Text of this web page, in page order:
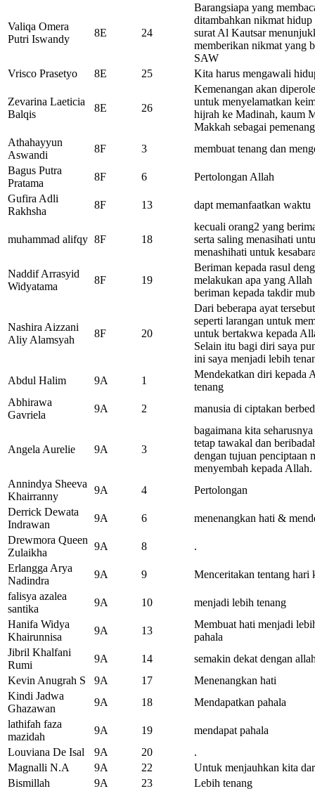
Valiqa Omera
Putri Iswandy
8E 24
Barangsiapa yang
ditambahkan nikmat
surat Al Kautsar
memberikan nikmat yang
SAW
Vrisco Prasetyo
8E 25 Kita harus mengawali
Zevarina Laeticia
Balqis
8E 26
Kemenangan akan
untuk menyelamatkan
hijrah ke Madinah, kaum
Makkah sebagai
Athahayyun
Aswandi
8F 3
membuat tenang dan
Bagus Putra
Pratama
8F 6
Pertolongan Allah
Gufira Adli
Rakhsha
8F 13 dapt memanfaatkan waktu
muhammad alifqy 8F 18
kecuali orang2 yang
serta saling menasihati
menashihati untuk
Naddif Arrasyid
Widyatama
8F 19
Beriman kepada rasul
melakukan apa yang Allah
beriman kepada takdir
Nashira Aizzani
Aliy Alamsyah
8F 20
Dari beberapa ayat
seperti larangan untuk
untuk bertakwa kepada
Selain itu bagi diri saya
ini saya menjadi lebih
Abdul Halim
9A 1
Mendekatkan diri kepada
tenang
Abhirawa
Gavriela
9A 2 manusia di ciptakan
Angela Aurelie 9A 3
bagaimana kita
tetap tawakal dan
dengan tujuan penciptaan
menyembah kepada Allah.
Annindya Sheeva
Khairranny
9A 4
Pertolongan
Derrick Dewata
Indrawan
9A 6
menenangkan hati &
Drewmora Queen
Zulaikha
9A 8
.
Erlangga Arya
Nadindra
9A 9
Menceritakan tentang hari
falisya azalea
santika
9A 10
menjadi lebih tenang
Hanifa Widya
Khairunnisa
9A 13
Membuat hati menjadi
pahala
Jibril Khalfani
Rumi
9A 14
semakin dekat dengan
Kevin Anugrah S
9A 17
Menenangkan hati
Kindi Jadwa
Ghazawan
9A 18
Mendapatkan pahala
lathifah faza
mazidah
9A 19
mendapat pahala
Louviana De Isal
9A 20
.
Magnalli N.A
9A 22
Untuk menjauhkan kita
Bismillah
9A 23
Lebih tenang